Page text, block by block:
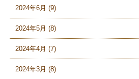
2024年6月 (9)
2024年5月 (8)
2024年4月 (7)
2024年3月 (8)